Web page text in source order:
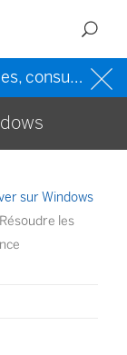
Pour les informations les plus récentes, consultez l’
sur Windows
Résoudre les